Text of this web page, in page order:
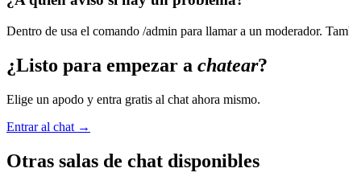
Dentro de usa el comando /admin para llamar a un moderador.
¿Listo para empezar a chatear?
Elige un apodo y entra gratis al chat ahora mismo.
Entrar al chat →
Otras salas de chat disponibles